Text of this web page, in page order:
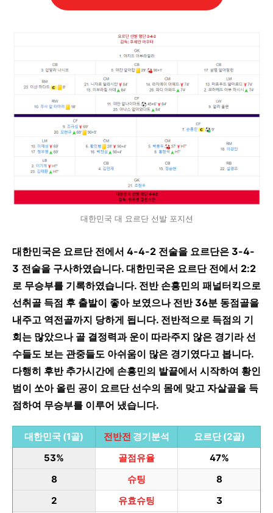
대한민국 대 요르단 선발 포지션
대한민국은 요르단 전에서 4-4-2 전술을 요르단은 3-4-
3 전술을 구사하였습니다. 대한민국은 요르단 전에서 2:2
로 무승부를 기록하였습니다. 전반 손흥민의 패널터킥으로
선취골 득점 후 출발이 좋아 보였으나 전반 36분 동점골을
내주고 역전골까지 당하게 됩니다. 전반적으로 득점의 기
회는 많았으나 골 결정력과 운이 따라주지 않은 경기라 선
수들도 보는 관중들도 아쉬움이 많은 경기였다고 봅니다.
다행히 후반 추가시간에 손흥민의 발끝에서 시작하여 황인
범이 쏘아 올린 공이 요르단 선수의 몸에 맞고 자살골을 득
점하여 무승부를 이루어 냈습니다.
대한민국 (1골) 전반전 경기분석
요르단 (2골)
53%
골점유율
47%
8
슈팅
8
2
유효슈팅
3